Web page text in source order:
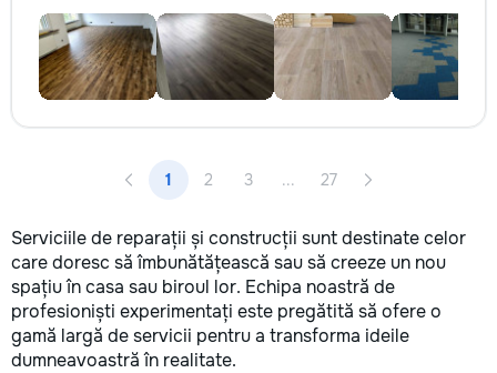
1 2 3 ... 27
Serviciile de reparații și construcții sunt destinate celor
care doresc să îmbunătățească sau să creeze un nou
spațiu în casa sau biroul lor. Echipa noastră de
profesioniști experimentați este pregătită să ofere o
gamă largă de servicii pentru a transforma ideile
dumneavoastră în realitate.